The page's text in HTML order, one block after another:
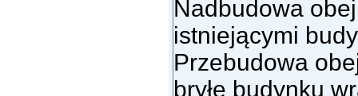
Nadbudowa
istniejącymi
Przebudowa
bryłę budynku